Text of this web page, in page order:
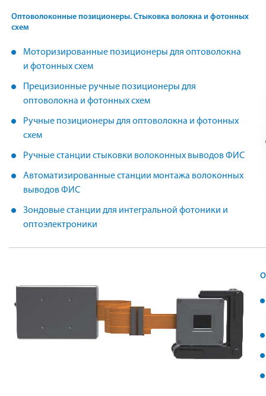
Оптоволоконные позиционеры. Стыковка волокна и фотонных
схем
Моторизированные позиционеры для оптоволокна
и фотонных схем
Прецизионные ручные позиционеры для
оптоволокна и фотонных схем
Ручные позиционеры для оптоволокна и фотонных
схем
Ручные станции стыковки волоконных выводов ФИС
Автоматизированные станции монтажа волоконных
выводов ФИС
Зондовые станции для интегральной фотоники и
оптоэлектроники